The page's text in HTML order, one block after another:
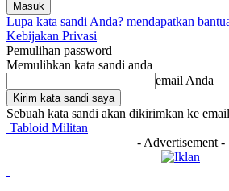
Lupa kata sandi Anda? mendapatkan
Kebijakan Privasi
Pemulihan password
Memulihkan kata sandi anda
email Anda
Sebuah kata sandi akan dikirimkan ke
Tabloid Militan
- Advertisement -